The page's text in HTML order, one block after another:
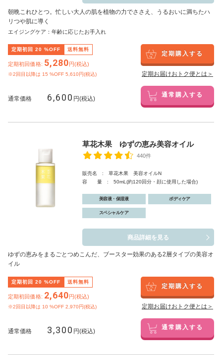
朝晩これひとつ。忙しい大人の肌を植物の力でささえ、うるおいに満ちたハ
リつや肌に導く
エイジングケア：年齢に応じたお手入れ
定期初回 20 %OFF 送料無料
定期初回価格: 5,280円(税込)
※2回目以降は 15 %OFF 5,610円(税込)
定期購入する
定期お届けおトク便とは＞
通常価格 6,600 円(税込) 通常購入する
草花木果 ゆずの恵み美容オイル
440件
販売名 : 草花木果 美容オイルN
容 量 : 50mL(約120回分・顔に使用した場合)
美容液・保湿液 ボディケア
スペシャルケア
商品詳細を見る
ゆずの恵みをまるごとつめこんだ、ブースター効果のある2層タイプの美容オ
イル
定期初回 20 %OFF 送料無料
定期初回価格: 2,640円(税込)
※2回目以降は 10 %OFF 2,970円(税込)
定期購入する
定期お届けおトク便とは＞
通常価格 3,300 円(税込) 通常購入する